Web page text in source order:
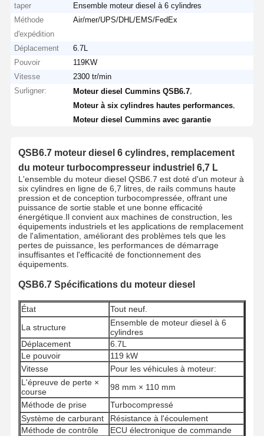
taper
Ensemble moteur diesel à 6 cylindres
Méthode
d'expédition
Air/mer/UPS/DHL/EMS/FedEx
Déplacement
6.7L
Pouvoir
119KW
Vitesse
2300 tr/min
Surligner:
Moteur diesel Cummins QSB6.7
Moteur à six cylindres hautes performances
Moteur diesel Cummins avec garantie
QSB6.7 moteur diesel 6 cylindres, remplacement
du moteur turbocompresseur industriel 6,7 L
L'ensemble du moteur diesel QSB6.7 est doté d'un moteur à
six cylindres en ligne de 6,7 litres, de rails communs haute
pression et de conception turbocompressée, offrant une
puissance de sortie stable et une bonne efficacité
énergétique.Il convient aux machines de construction, les
équipements industriels et les applications de remplacement
de l'alimentation, améliorant des problèmes tels que les
pertes de puissance, les performances de démarrage
insuffisantes et l'efficacité de fonctionnement des
équipements.
QSB6.7 Spécifications du moteur diesel
État
Tout neuf.
La structure
Ensemble de moteur diesel à 6
cylindres
Déplacement
6.7L
Le pouvoir
119 kW
Vitesse
Pour les véhicules à moteur:
L'épreuve de perte ×
course
98 mm × 110 mm
Méthode de prise
Turbocompressé
Système de carburant
Résistance à l'écoulement
Méthode de contrôle
ECU électronique de commande